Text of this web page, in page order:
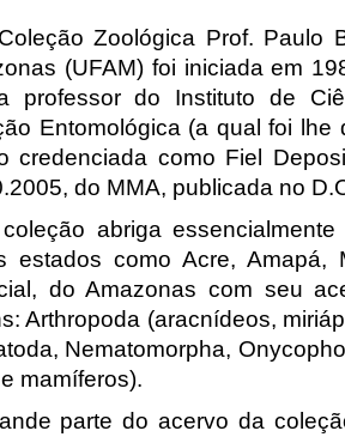
Coleção Zoológica Prof. Paulo
(UFAM) foi iniciada em
professor do Instituto de
Entomológica (a qual foi lhe
credenciada como Fiel
do MMA, publicada no
abriga essencialmente
estados como Acre, Amapá,
do Amazonas com seu
Arthropoda (aracnídeos,
Nematomorpha,
mamíferos).
parte do acervo da